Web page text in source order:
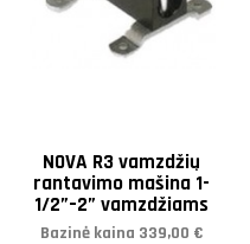
NOVA R3 vamzdžių
rantavimo mašina 1-
1/2”–2” vamzdžiams
Bazinė kaina 339,00 €